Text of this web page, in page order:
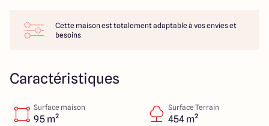
Maisons ARLOGIS Lyon Est
4.9
Cette maison est totalement adaptable à vos envies et
besoins
Caractéristiques
Surface maison
95 m²
Surface Terrain
454 m²